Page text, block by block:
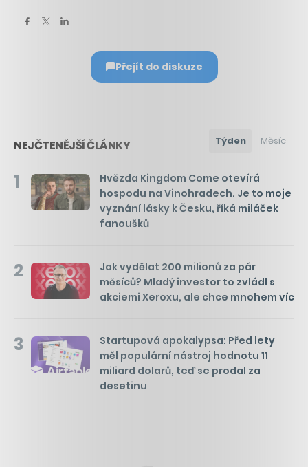
Přejít do diskuze
NEJČTENĚJŠÍ ČLÁNKY Týden Měsíc
1
Hvězda Kingdom Come otevírá
hospodu na Vinohradech. Je to moje
vyznání lásky k Česku, říká miláček
fanoušků
2
Jak vydělat 200 milionů za pár
měsíců? Mladý investor to zvládl s
akciemi Xeroxu, ale chce mnohem víc
3
Startupová apokalypsa: Před lety
měl populární nástroj hodnotu 11
miliard dolarů, teď se prodal za
desetinu